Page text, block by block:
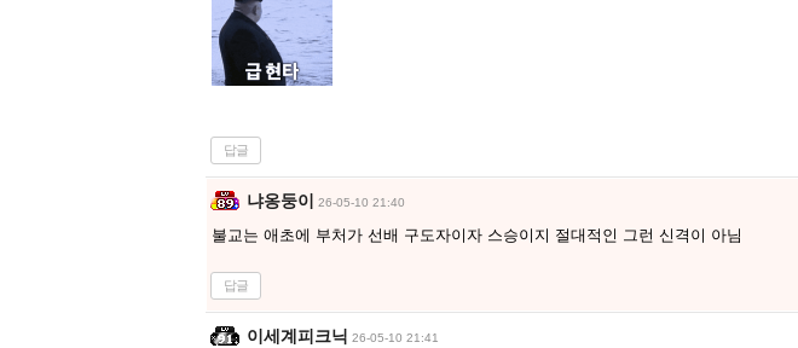
답글
냐옹둥이 26-05-10 21:40
불교는 애초에 부처가 선배 구도자이자 스승이지 절대적인 그런 신격이 아님
답글
이세계피크닉 26-05-10 21:41